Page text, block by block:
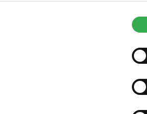
tablet s príslušnou aplikáciou